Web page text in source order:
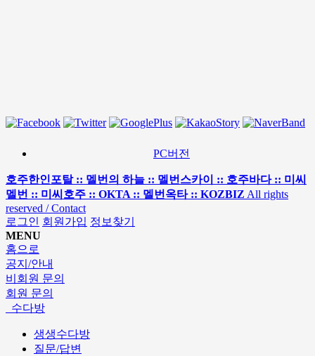
PC버전
호주한인포탈 :: 멜번의 하늘 :: 멜번스카이 :: 호주바다 :: 미씨
멜번 :: 미씨호주 :: OKTA :: 멜번옥타 :: KOZBIZ All rights
reserved / Contact
로그인 회원가입 정보찾기
MENU
홈으로
공지/안내
비회원 문의
회원 문의
수다방
생생수다방
질문/답변